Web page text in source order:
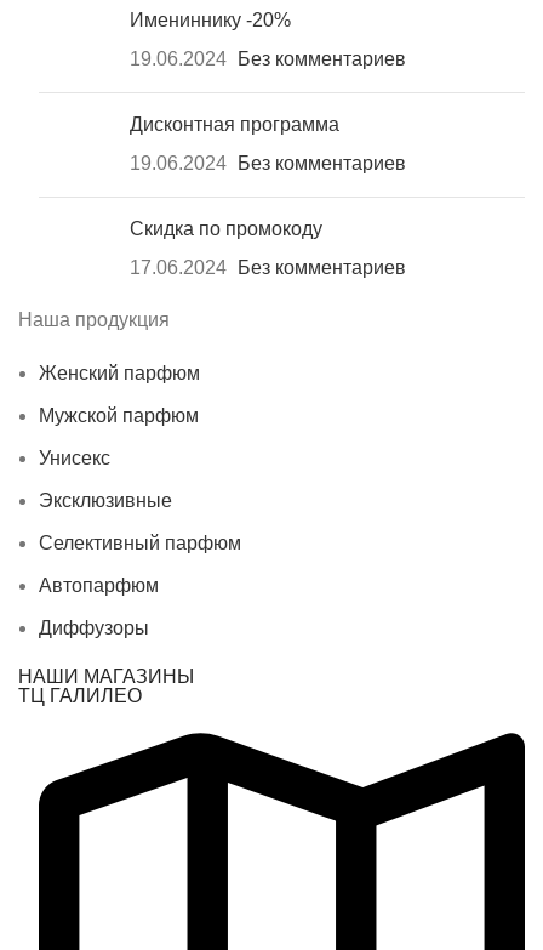
Имениннику -20%
19.06.2024
Без комментариев
Дисконтная программа
19.06.2024
Без комментариев
Скидка по промокоду
17.06.2024
Без комментариев
Наша продукция
Женский парфюм
Мужской парфюм
Унисекс
Эксклюзивные
Селективный парфюм
Автопарфюм
Диффузоры
НАШИ МАГАЗИНЫ
ТЦ ГАЛИЛЕО